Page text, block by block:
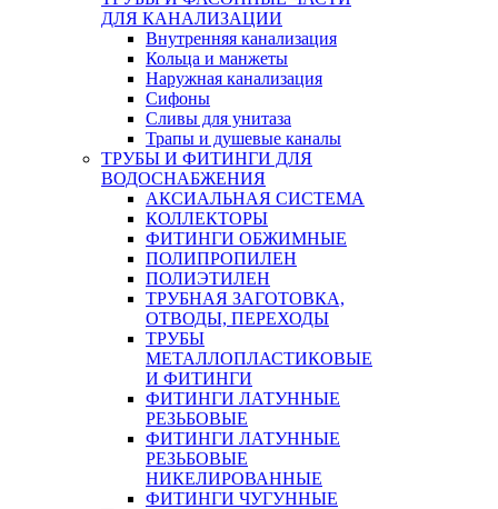
ДЛЯ КАНАЛИЗАЦИИ
Внутренняя канализация
Кольца и манжеты
Наружная канализация
Сифоны
Сливы для унитаза
Трапы и душевые каналы
ТРУБЫ И ФИТИНГИ ДЛЯ
ВОДОСНАБЖЕНИЯ
АКСИАЛЬНАЯ СИСТЕМА
КОЛЛЕКТОРЫ
ФИТИНГИ ОБЖИМНЫЕ
ПОЛИПРОПИЛЕН
ПОЛИЭТИЛЕН
ТРУБНАЯ ЗАГОТОВКА,
ОТВОДЫ, ПЕРЕХОДЫ
ТРУБЫ
МЕТАЛЛОПЛАСТИКОВЫЕ
И ФИТИНГИ
ФИТИНГИ ЛАТУННЫЕ
РЕЗЬБОВЫЕ
ФИТИНГИ ЛАТУННЫЕ
РЕЗЬБОВЫЕ
НИКЕЛИРОВАННЫЕ
ФИТИНГИ ЧУГУННЫЕ